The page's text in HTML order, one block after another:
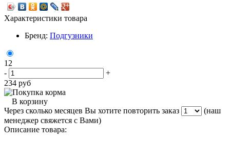
Характеристики товара
Бренд: Подгузники
12
-
+
234 руб
В корзину
Через сколько месяцев Вы хотите повторить заказ
(наш
менеджер свяжется с Вами)
Описание товара: